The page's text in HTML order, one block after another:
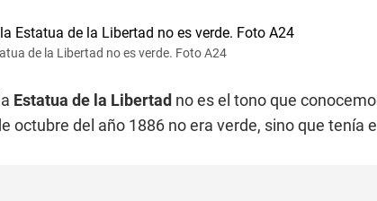
de la Libertad no es verde. Foto A24
Estatua de la Libertad no es el tono que
octubre del año 1886 no era verde, sino que tenía